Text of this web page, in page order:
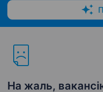
На жаль,